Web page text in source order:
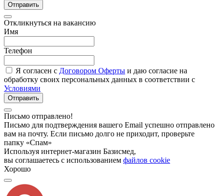
Отправить
Откликнуться на вакансию
Имя
Телефон
Я согласен с Договором Оферты и даю согласие на
обработку своих персональных данных в соответствии с
Условиями
Отправить
Письмо отправлено!
Письмо для подтверждения вашего Email успешно отправлено
вам на почту. Если письмо долго не приходит, проверьте
папку «Спам»
Используя интернет-магазин Базисмед,
вы соглашаетесь с использованием файлов cookie
Хорошо